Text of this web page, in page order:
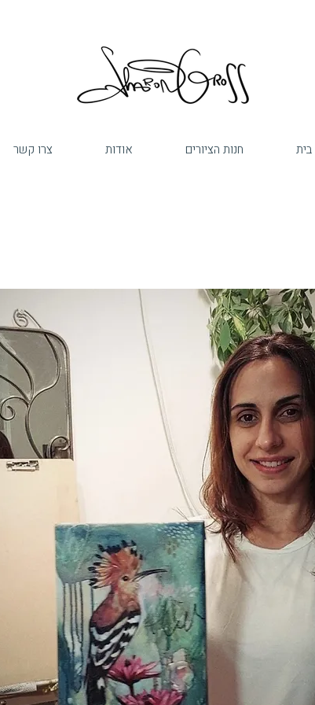
בית חנות הציורים אודות צרו קשר